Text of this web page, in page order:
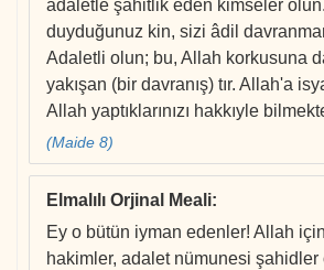
adaletle şahitlik eden kimseler
duyduğunuz kin, sizi âdil
Adaletli olun; bu, Allah korkusuna
yakışan (bir davranış) tır. Allah'a
Allah yaptıklarınızı hakkıyle
(Maide 8)
Elmalılı Orjinal Meali:
Ey o bütün iyman edenler! Allah
hakimler, adalet nümunesi şahidler